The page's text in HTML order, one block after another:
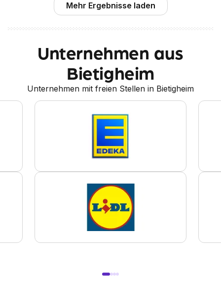
Mehr Ergebnisse laden
Unternehmen aus
Bietigheim
Unternehmen mit freien Stellen in Bietigheim